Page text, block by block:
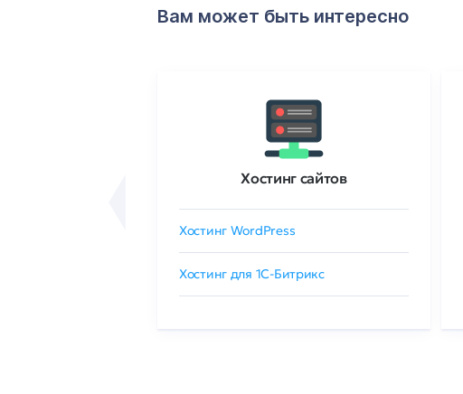
Вам может быть интересно
Хостинг сайтов
Хостинг WordPress
Хостинг для 1C-Битрикс